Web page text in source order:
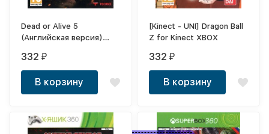
Dead or Alive 5
(Английская версия)
332₽
В корзину
[Kinect - UNI] Dragon Ball
Z for Kinect XBOX
332₽
В корзину